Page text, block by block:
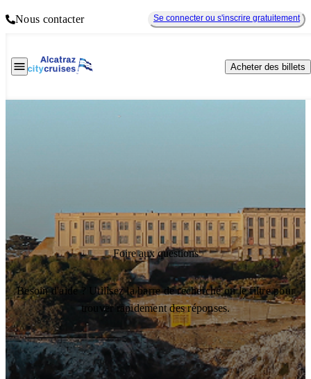
Nous contacter Se connecter ou s'inscrire gratuitement
Acheter des billets
Foire aux questions
Besoin d'aide ? Utilisez la barre de recherche ou le filtre pour
trouver rapidement des réponses.